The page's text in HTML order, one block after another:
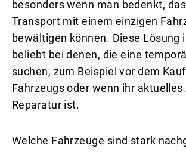
besonders wenn man bedenkt,
Transport mit einem einzigen
bewältigen können. Diese Lösung
beliebt bei denen, die eine
suchen, zum Beispiel vor dem
Fahrzeugs oder wenn ihr aktuelles
Reparatur ist.
Welche Fahrzeuge sind stark